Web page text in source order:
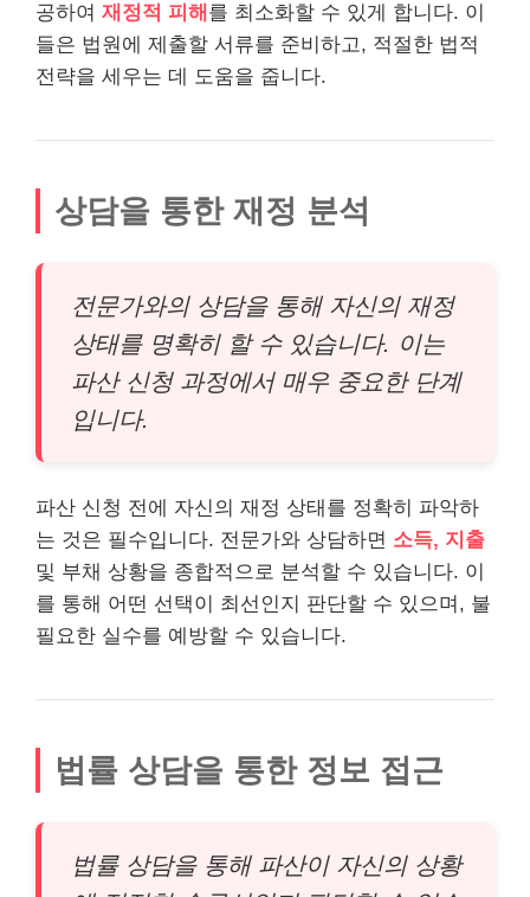
공하여 재정적 피해 를 최소화할 수 있게 합니다. 이
들은 법원에 제출할 서류를 준비하고, 적절한 법적
전략을 세우는 데 도움을 줍니다.
상담을 통한 재정 분석
전문가와의 상담을 통해 자신의 재정
상태를 명확히 할 수 있습니다. 이는
파산 신청 과정에서 매우 중요한 단계
입니다.
파산 신청 전에 자신의 재정 상태를 정확히 파악하
는 것은 필수입니다. 전문가와 상담하면 소득, 지출
및 부채 상황을 종합적으로 분석할 수 있습니다. 이
를 통해 어떤 선택이 최선인지 판단할 수 있으며, 불
필요한 실수를 예방할 수 있습니다.
법률 상담을 통한 정보 접근
법률 상담을 통해 파산이 자신의 상황